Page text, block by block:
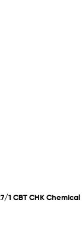
1 CBT CHK Chemical